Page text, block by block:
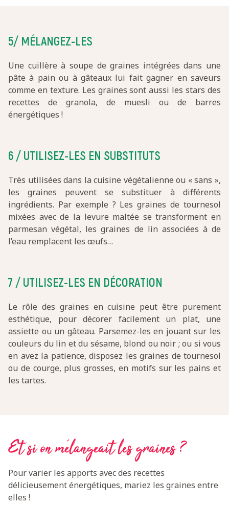
5/ MÉLANGEZ-LES
Une cuillère à soupe de graines intégrées dans une
pâte à pain ou à gâteaux lui fait gagner en saveurs
comme en texture. Les graines sont aussi les stars des
recettes de granola, de muesli ou de barres
énergétiques !
6 / UTILISEZ-LES EN SUBSTITUTS
Très utilisées dans la cuisine végétalienne ou « sans »,
les graines peuvent se substituer à différents
ingrédients. Par exemple ? Les graines de tournesol
mixées avec de la levure maltée se transforment en
parmesan végétal, les graines de lin associées à de
l’eau remplacent les œufs…
7 / UTILISEZ-LES EN DÉCORATION
Le rôle des graines en cuisine peut être purement
esthétique, pour décorer facilement un plat, une
assiette ou un gâteau. Parsemez-les en jouant sur les
couleurs du lin et du sésame, blond ou noir ; ou si vous
en avez la patience, disposez les graines de tournesol
ou de courge, plus grosses, en motifs sur les pains et
les tartes.
Et si on mélangeait les graines ?
Pour varier les apports avec des recettes
délicieusement énergétiques, mariez les graines entre
elles !